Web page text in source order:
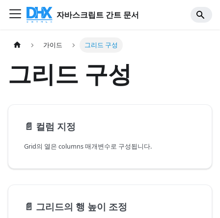
자바스크립트 간트 문서
가이드 그리드 구성
그리드 구성
📄️ 컬럼 지정
Grid의 열은 columns 매개변수로 구성됩니다.
📄️ 그리드의 행 높이 조정